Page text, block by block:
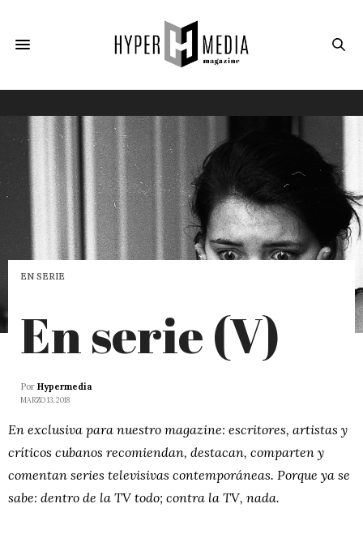
EN SERIE
En serie (V)
Por Hypermedia
MARZO 13, 2018
En exclusiva para nuestro magazine: escritores, artistas y
críticos cubanos recomiendan, destacan, comparten y
comentan series televisivas contemporáneas. Porque ya se
sabe: dentro de la TV todo; contra la TV, nada.